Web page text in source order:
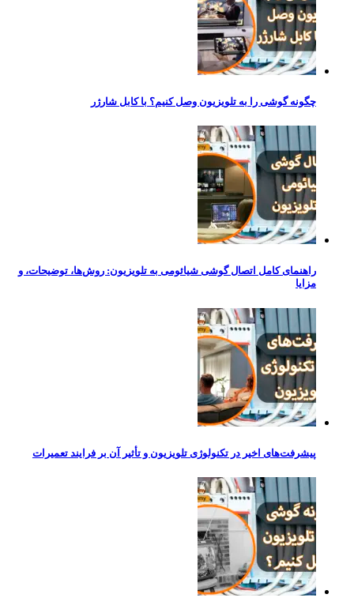
چگونه گوشی را به تلویزیون وصل کنیم؟ با کابل شارژر
راهنمای کامل اتصال گوشی شیائومی به تلویزیون: روش‌ها، توضیحات، و
مزایا
پیشرفت‌های اخیر در تکنولوژی تلویزیون و تأثیر آن بر فرایند تعمیرات